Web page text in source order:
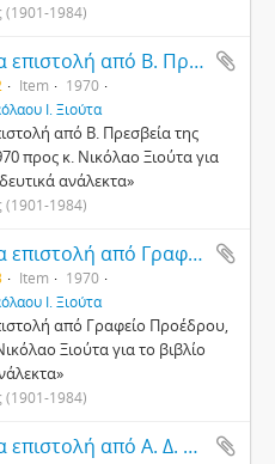
(1901-1984)
Ευχαριστήρια επιστολή από Β. Πρεσβεία της Ελλάδος προς κ. Νικόλαο Ξιούτα
Item
1970
Ι. Ξιούτα
από Β. Πρεσβεία της
προς κ. Νικόλαο Ξιούτα για
ανάλεκτα»
(1901-1984)
Ευχαριστήρια επιστολή από Γραφείο Προέδρου προς Νικόλαο Ξιούτα
Item
1970
Ι. Ξιούτα
από Γραφείο Προέδρου,
Ξιούτα για το βιβλίο
(1901-1984)
Ευχαριστήρια επιστολή από Α. Δ. Χριστοδουλίδη, Υπουργείο Παιδείας προς Νικόλαο Ξιούτα